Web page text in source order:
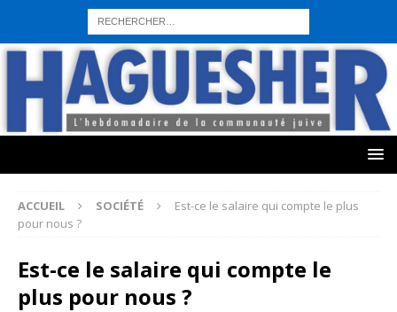
sohbet hattı numarası seks hattı numara istanbul escort bayanlar
sohbet hattı numaralar seks hattı numaralar"
numaraları sohbet hattı sex hattı telefonda seks numara sıcak sex
sohbet hattı canlı sohbet hatları sohbet numaraları
ucuz
sex sohbet hattı numaraları
yeni casino siteleri
ACCUEIL SOCIÉTÉ
Est-ce le salaire qui compte le plus
pour nous ?
Est-ce le salaire qui compte le
plus pour nous ?